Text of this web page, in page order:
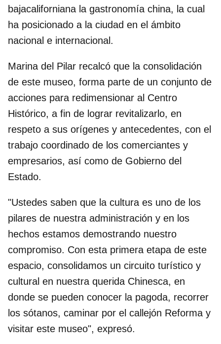
bajacaliforniana la gastronomía china, la cual
ha posicionado a la ciudad en el ámbito
nacional e internacional.
Marina del Pilar recalcó que la consolidación
de este museo, forma parte de un conjunto de
acciones para redimensionar al Centro
Histórico, a fin de lograr revitalizarlo, en
respeto a sus orígenes y antecedentes, con el
trabajo coordinado de los comerciantes y
empresarios, así como de Gobierno del
Estado.
"Ustedes saben que la cultura es uno de los
pilares de nuestra administración y en los
hechos estamos demostrando nuestro
compromiso. Con esta primera etapa de este
espacio, consolidamos un circuito turístico y
cultural en nuestra querida Chinesca, en
donde se pueden conocer la pagoda, recorrer
los sótanos, caminar por el callejón Reforma y
visitar este museo", expresó.